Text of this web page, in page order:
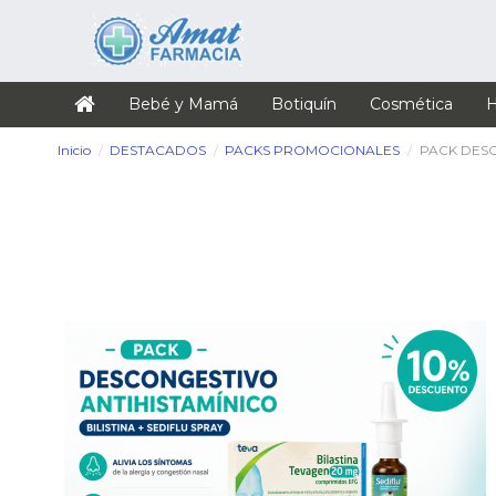
Bebé y Mamá Botiquín Cosmética
Inicio DESTACADOS PACKS PROMOCIONALES PACK